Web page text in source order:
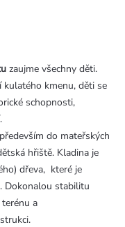
zaujme všechny děti.
kmenu, děti se
schopnosti,
do mateřských
hřiště. Kladina je
dřeva, které je
Dokonalou stabilitu
a